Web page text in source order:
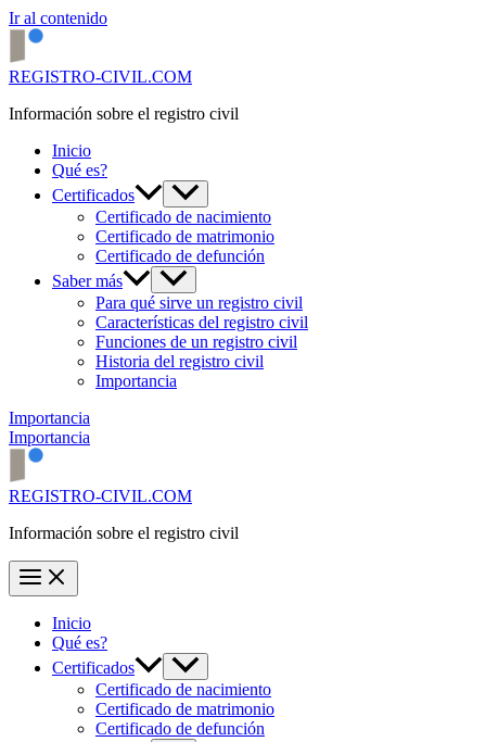
Ir al contenido
REGISTRO-CIVIL.COM
Información sobre el registro civil
Inicio
Qué es?
Certificados
Certificado de nacimiento
Certificado de matrimonio
Certificado de defunción
Saber más
Para qué sirve un registro civil
Características del registro civil
Funciones de un registro civil
Historia del registro civil
Importancia
Importancia
Importancia
REGISTRO-CIVIL.COM
Información sobre el registro civil
Inicio
Qué es?
Certificados
Certificado de nacimiento
Certificado de matrimonio
Certificado de defunción